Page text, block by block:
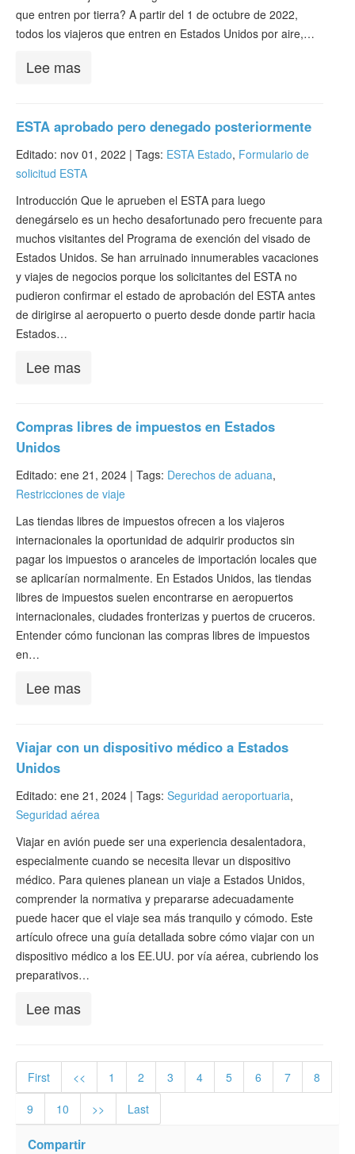
que entren por tierra? A partir del 1 de octubre de 2022,
todos los viajeros que entren en Estados Unidos por aire,…
Lee mas
ESTA aprobado pero denegado posteriormente
Editado: nov 01, 2022 | Tags: ESTA Estado, Formulario de
solicitud ESTA
Introducción Que le aprueben el ESTA para luego
denegárselo es un hecho desafortunado pero frecuente para
muchos visitantes del Programa de exención del visado de
Estados Unidos. Se han arruinado innumerables vacaciones
y viajes de negocios porque los solicitantes del ESTA no
pudieron confirmar el estado de aprobación del ESTA antes
de dirigirse al aeropuerto o puerto desde donde partir hacia
Estados…
Lee mas
Compras libres de impuestos en Estados
Unidos
Editado: ene 21, 2024 | Tags: Derechos de aduana,
Restricciones de viaje
Las tiendas libres de impuestos ofrecen a los viajeros
internacionales la oportunidad de adquirir productos sin
pagar los impuestos o aranceles de importación locales que
se aplicarían normalmente. En Estados Unidos, las tiendas
libres de impuestos suelen encontrarse en aeropuertos
internacionales, ciudades fronterizas y puertos de cruceros.
Entender cómo funcionan las compras libres de impuestos
en…
Lee mas
Viajar con un dispositivo médico a Estados
Unidos
Editado: ene 21, 2024 | Tags: Seguridad aeroportuaria,
Seguridad aérea
Viajar en avión puede ser una experiencia desalentadora,
especialmente cuando se necesita llevar un dispositivo
médico. Para quienes planean un viaje a Estados Unidos,
comprender la normativa y prepararse adecuadamente
puede hacer que el viaje sea más tranquilo y cómodo. Este
artículo ofrece una guía detallada sobre cómo viajar con un
dispositivo médico a los EE.UU. por vía aérea, cubriendo los
preparativos…
Lee mas
First << 1 2 3 4 5 6 7
8
9
10 >> Last
Compartir